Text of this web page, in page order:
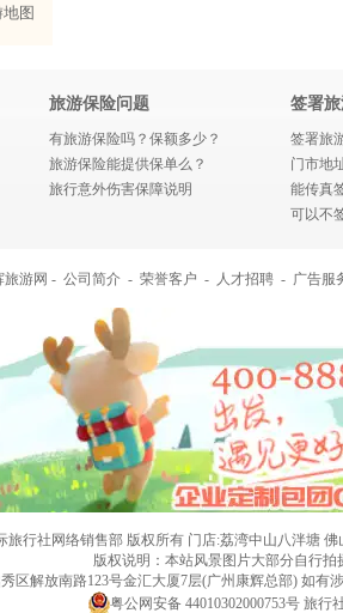
图
旅游保险问题
有旅游保险吗？保额多少？
旅游保险能提供保单么？
旅行意外伤害保障说明
签署
签署旅
门市地
能传真
可以不
旅游网 - 公司简介 - 荣誉客户 - 人才招聘 - 广告服
旅行社网络销售部 版权所有 门店:荔湾中山八泮塘 佛
版权说明：本站风景图片大部分自行
区解放南路123号金汇大厦7层(广州康辉总部) 如
粤公网安备 44010302000753号 旅行